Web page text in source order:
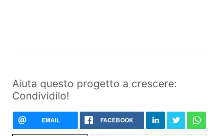
Aiuta questo progetto a crescere:
Condividilo!
EMAIL FACEBOOK